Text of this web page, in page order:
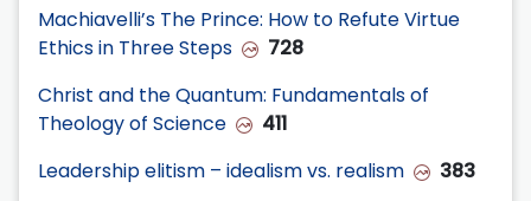
Machiavelli’s The Prince: How to Refute Virtue
Ethics in Three Steps
728
Christ and the Quantum: Fundamentals of
Theology of Science
411
Leadership elitism – idealism vs. realism
383